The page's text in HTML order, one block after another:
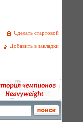
Сделать стартовой
Добавить в закладки